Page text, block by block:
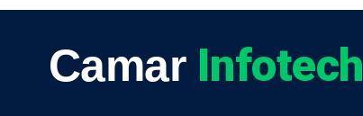
Camar Infotech